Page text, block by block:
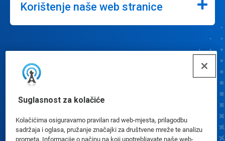
Suglasnost za kolačiće
Kolačićima osiguravamo pravilan rad web-mjesta, prilagodbu
sadržaja i oglasa, pružanje značajki za društvene mreže te analizu
prometa. Informacije o načinu na koji upotrebljavate naše web-
Korištenje naše web stranice
Preference kolačića